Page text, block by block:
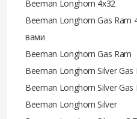
Beeman Longhorn 4x32
Beeman Longhorn Gas Ram
вами
Beeman Longhorn Gas Ram
Beeman Longhorn Silver Gas
Beeman Longhorn Silver
Beeman Longhorn Silver